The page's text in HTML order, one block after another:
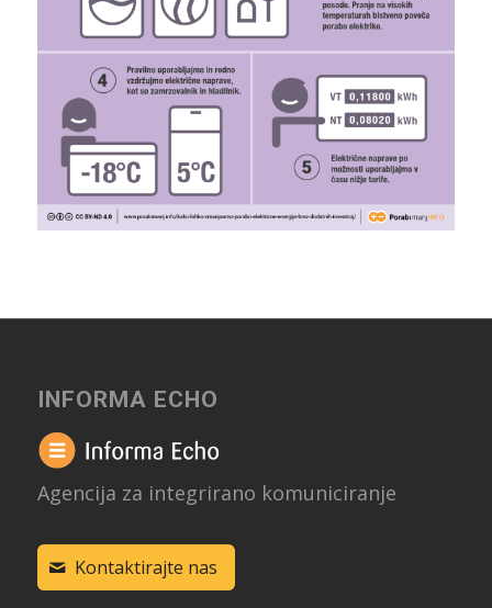
INFORMA ECHO
Agencija za integrirano komuniciranje
Kontaktirajte nas